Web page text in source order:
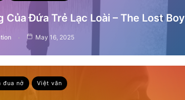
Của Đứa Trẻ Lạc Loài – The Lost Boy
May 16, 2025
đua nở Việt văn